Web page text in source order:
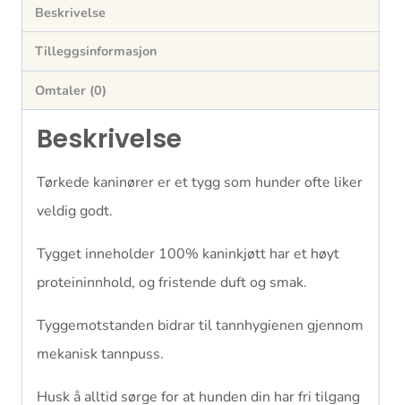
Beskrivelse
Tilleggsinformasjon
Omtaler (0)
Beskrivelse
Tørkede kaninører er et tygg som hunder ofte liker
veldig godt.
Tygget inneholder 100% kaninkjøtt har et høyt
proteininnhold, og fristende duft og smak.
Tyggemotstanden bidrar til tannhygienen gjennom
mekanisk tannpuss.
Husk å alltid sørge for at hunden din har fri tilgang